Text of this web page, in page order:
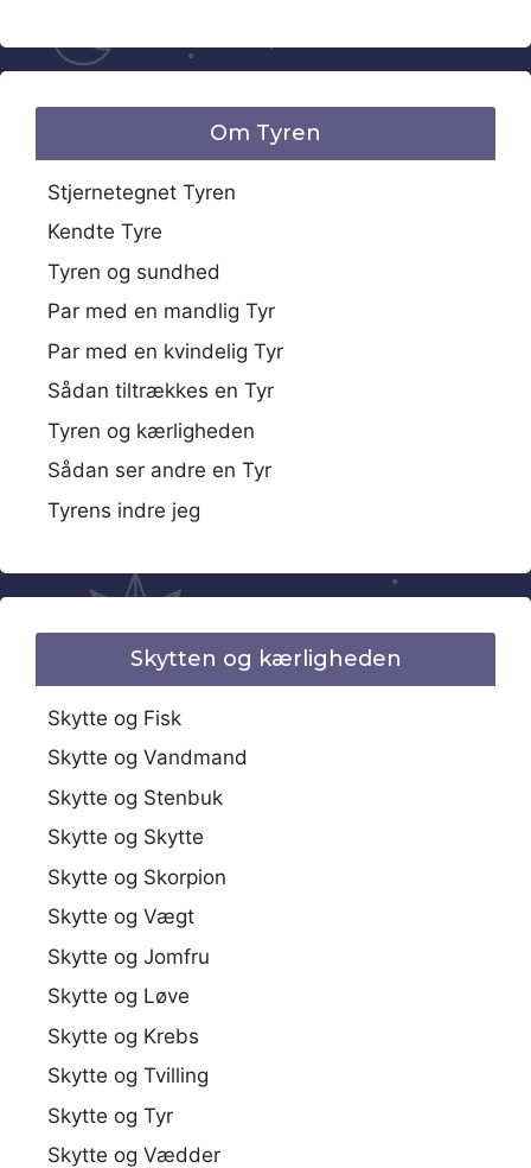
Om Tyren
Stjernetegnet Tyren
Kendte Tyre
Tyren og sundhed
Par med en mandlig Tyr
Par med en kvindelig Tyr
Sådan tiltrækkes en Tyr
Tyren og kærligheden
Sådan ser andre en Tyr
Tyrens indre jeg
Skytten og kærligheden
Skytte og Fisk
Skytte og Vandmand
Skytte og Stenbuk
Skytte og Skytte
Skytte og Skorpion
Skytte og Vægt
Skytte og Jomfru
Skytte og Løve
Skytte og Krebs
Skytte og Tvilling
Skytte og Tyr
Skytte og Vædder